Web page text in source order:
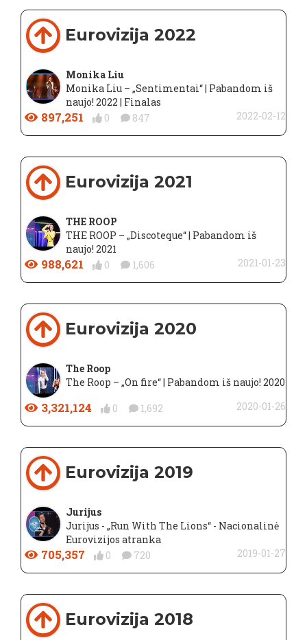
Eurovizija 2022
Monika Liu
Monika Liu – „Sentimentai“ | Pabandom iš
naujo! 2022 | Finalas
897,251 0 847 2022-02-12
Eurovizija 2021
THE ROOP
THE ROOP – „Discoteque“ | Pabandom iš
naujo! 2021
988,621 0 1,606 2021-01-23
Eurovizija 2020
The Roop
The Roop – „On fire“ | Pabandom iš naujo! 2020
3,321,124 0 1,692 2020-01-26
Eurovizija 2019
Jurijus
Jurijus - „Run With The Lions“ - Nacionalinė
Eurovizijos atranka
705,357 0 720 2019-01-27
Eurovizija 2018